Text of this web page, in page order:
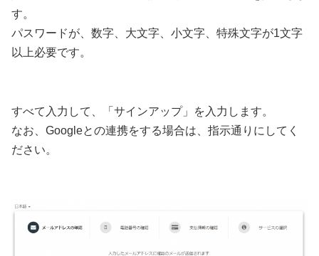
す。
パスワードが、数字、大文字、小文字、特殊文字が1文字
以上必要です。
すべて入力して、「サインアップ」を入力します。
なお、Googleとの連携をする場合は、指示通りにしてく
ださい。